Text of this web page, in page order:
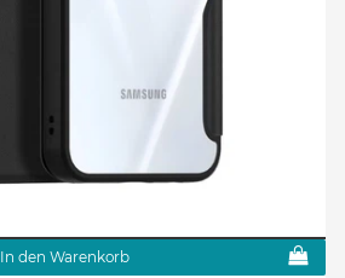
In den Warenkorb